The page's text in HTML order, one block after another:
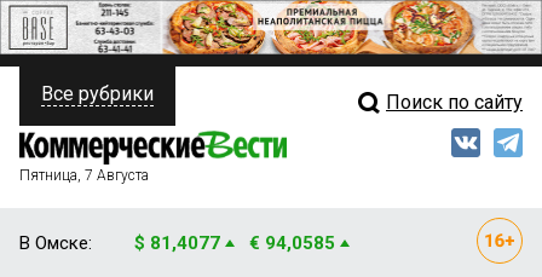
ПОЛИТИКА
ФИНАНСЫ
Свежий выпуск
Все рубрики Поиск по сайту
Пятница, 7 Августа
В Омске: $ 81,4077 € 94,0585